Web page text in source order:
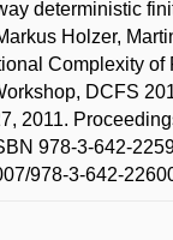
deterministic
Holzer,
Complexity of
DCFS
2011.
978-3-642-
978-3-642-